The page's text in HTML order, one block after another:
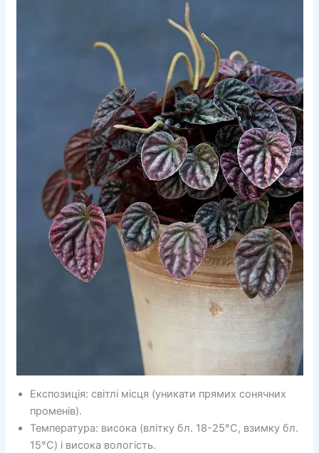
Експозиція: світлі місця (уникати прямих сонячних
променів).
Температура: висока (влітку бл. 18-25°C, взимку бл.
15°C) і висока вологість.